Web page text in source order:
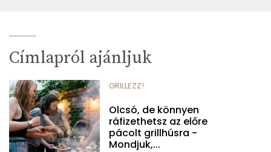
Címlapról ajánljuk
GRILLEZZ!
Olcsó, de könnyen
ráfizethetsz az előre
pácolt grillhúsra -
Mondjuk,...